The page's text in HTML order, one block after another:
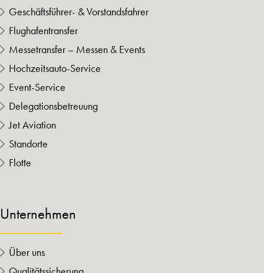
Geschäftsführer- & Vorstandsfahrer
Flughafentransfer
Messetransfer – Messen & Events
Hochzeitsauto-Service
Event-Service
Delegationsbetreuung
Jet Aviation
Standorte
Flotte
Unternehmen
Über uns